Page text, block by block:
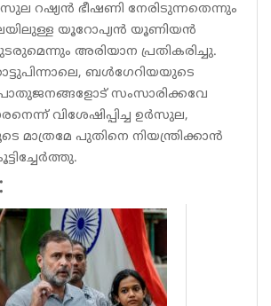
റഷ്യൻ ഭീഷണി നേരിടുന്നതെന്നും
യൂറോപ്യന്‍ യൂണിയൻ
അരിയാന പ്രതികരിച്ചു.
ബള്‍ഗേറിയയുടെ
സംസാരിക്കവേ
വിശേഷിപ്പിച്ച ഉര്‍സുല,
മാത്രമേ പുതിനെ നിയന്ത്രിക്കാന്‍